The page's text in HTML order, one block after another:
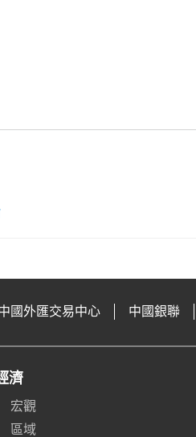
國外匯交易中心 中國銀聯
濟
宏觀
區域